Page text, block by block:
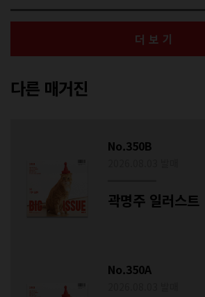
더보기
다른 매거진
No.350B
곽명주 일러스트
No.350A